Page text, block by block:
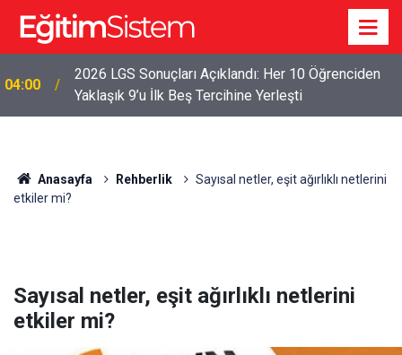
04:00
2026 LGS Sonuçları Açıklandı: Her 10 Öğrenciden
Yaklaşık 9’u İlk Beş Tercihine Yerleşti
Anasayfa Rehberlik
Sayısal netler, eşit ağırlıklı netlerini
etkiler mi?
Sayısal netler, eşit ağırlıklı netlerini
etkiler mi?